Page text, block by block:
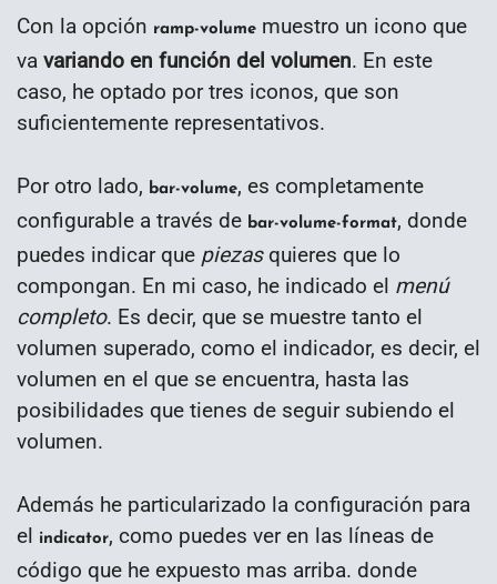
Con la opción ramp-volume muestro un icono que
va variando en función del volumen. En este
caso, he optado por tres iconos, que son
suficientemente representativos.
Por otro lado, bar-volume, es completamente
configurable a través de bar-volume-format, donde
puedes indicar que piezasquieres que lo
compongan. En mi caso, he indicado el menú
completo. Es decir, que se muestre tanto el
volumen superado, como el indicador, es decir, el
volumen en el que se encuentra, hasta las
posibilidades que tienes de seguir subiendo el
volumen.
Además he particularizado la configuración para
el indicator, como puedes ver en las líneas de
código que he expuesto mas arriba. donde